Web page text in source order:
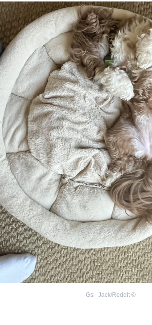
©
Gsl_Jack/Reddit